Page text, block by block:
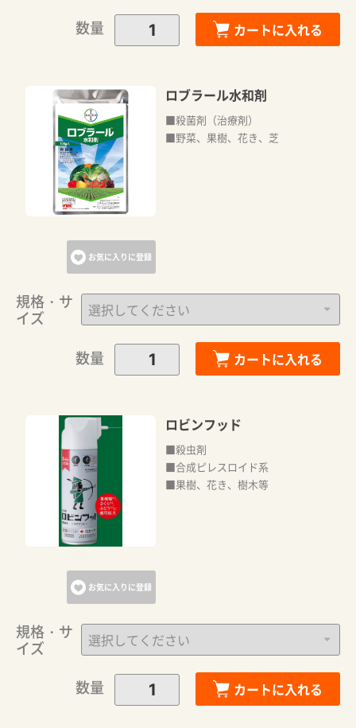
数量
カートに入れる
お気に入りに登録
ロブラール水和剤
■殺菌剤（治療剤）
■野菜、果樹、花き、芝
規格・サ
イズ
数量
カートに入れる
お気に入りに登録
ロビンフッド
■殺虫剤
■合成ピレスロイド系
■果樹、花き、樹木等
規格・サ
イズ
数量
カートに入れる
カートに追加しました。
カートへ進む